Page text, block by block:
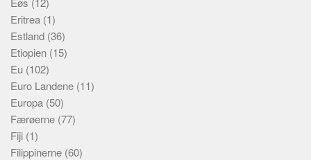
Eritrea (1)
Estland (36)
Etiopien (15)
Eu (102)
Euro Landene (11)
Europa (50)
Færøerne (77)
Fiji (1)
Filippinerne (60)